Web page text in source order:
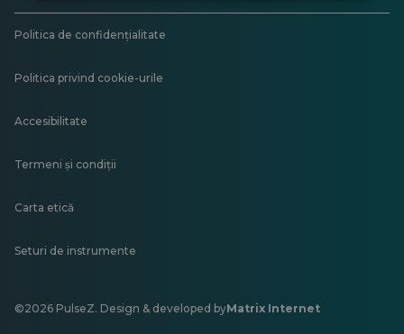
Politica de confidențialitate
Politica privind cookie-urile
Accesibilitate
Termeni și condiții
Carta etică
Seturi de instrumente
©2026 PulseZ. Design & developed byMatrix Internet
Se